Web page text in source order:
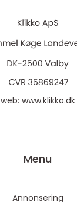
web: www.klikko.dk
Menu
Annonsering